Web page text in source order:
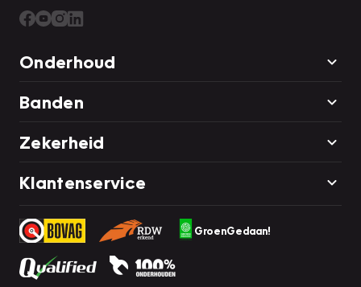
Onderhoud
Banden
Zekerheid
Klantenservice
GroenGedaan!